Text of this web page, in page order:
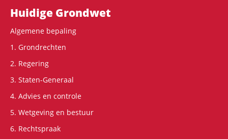
Hoofdnavigatie
Huidige Grondwet
Algemene bepaling
1. Grondrechten
2. Regering
3. Staten-Generaal
4. Advies en controle
5. Wetgeving en bestuur
6. Rechtspraak